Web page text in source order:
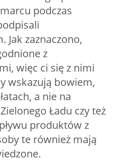
podczas
Jak zaznaczono,
z
więc ci się z nimi
wskazują bowiem,
a nie na
Ładu czy też
produktów z
te również mają